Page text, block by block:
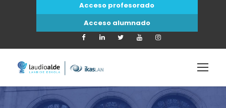
Acceso profesorado
Acceso alumnado